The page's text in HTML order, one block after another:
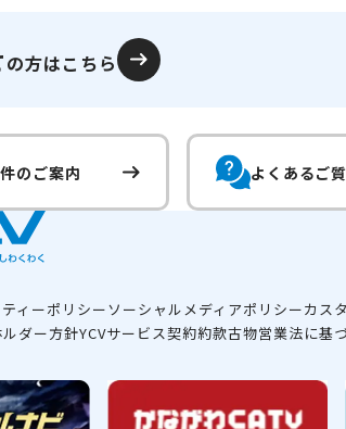
の方はこちら
のご案内 よくあるご
ィーポリシーソーシャルメディアポリシーカス
ダー方針YCVサービス契約約款古物営業法に基